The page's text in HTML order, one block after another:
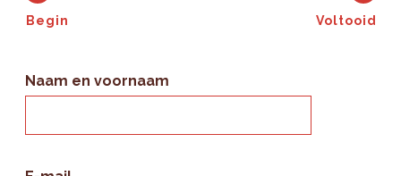
Begin Voltooid
Naam en voornaam